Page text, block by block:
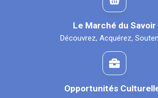
Le Marché du Savoir
Découvrez, Acquérez,
Opportunités